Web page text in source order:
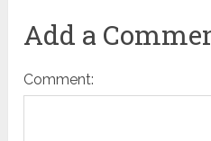
Add a
Comment: